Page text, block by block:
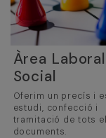
Àrea
Social
Oferim un precís i
estudi, confecció i
tramitació de tots
documents.